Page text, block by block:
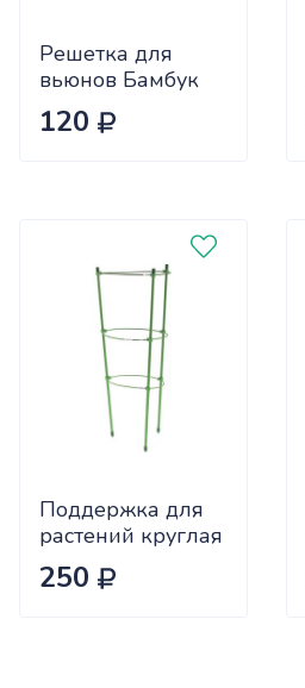
Решетка для
вьюнов Бамбук
85 см, 2 шт
комплект
120
Поддержка для
растений круглая
высота 120 см,
металл в
250